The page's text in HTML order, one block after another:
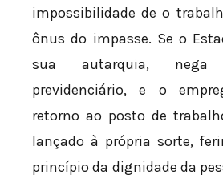
impossibilidade de o
ônus do impasse. Se o
sua autarquia,
previdenciário, e o
retorno ao posto de
lançado à própria sorte,
princípio da dignidade da